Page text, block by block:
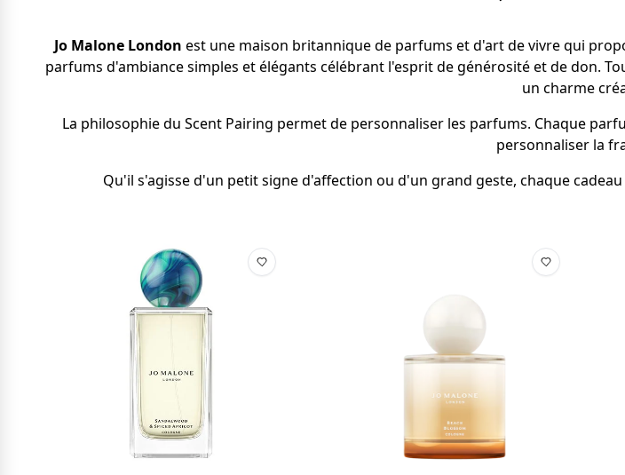
Jo Malone London est une maison britannique de parfums et d'art de vivre qui
parfums d'ambiance simples et élégants célébrant l'esprit de générosité et de don.
un charme
La philosophie du Scent Pairing permet de personnaliser les parfums. Chaque
personnaliser la
Qu'il s'agisse d'un petit signe d'affection ou d'un grand geste, chaque